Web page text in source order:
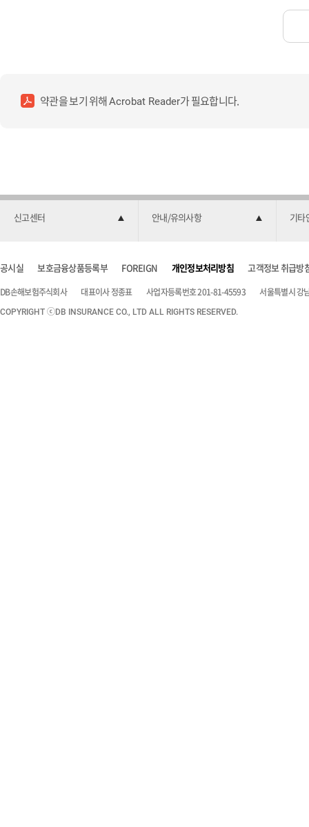
약관을 보기 위해Acrobat Reader가 필요합니다.
신고센터 안내/유의사항 기타
공시실 보호금융상품등록부 FOREIGN 개인정보처리방침 고객정보 취급방
DB손해보험주식회사 대표이사 정종표 사업자등록번호 201-81-45593 서울특별시 강
COPYRIGHT ⓒDB INSURANCE CO., LTD ALL RIGHTS RESERVED.